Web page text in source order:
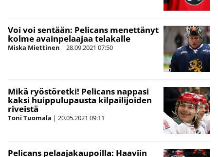
Voi voi sentään: Pelicans menettänyt
kolme avainpelaajaa telakalle
Miska Miettinen | 28.09.2021 07:50
Mikä ryöstöretki! Pelicans nappasi
kaksi huippulupausta kilpailijoiden
riveistä
Toni Tuomala | 20.05.2021 09:11
Pelicans pelaajakaupoilla: Haaviin